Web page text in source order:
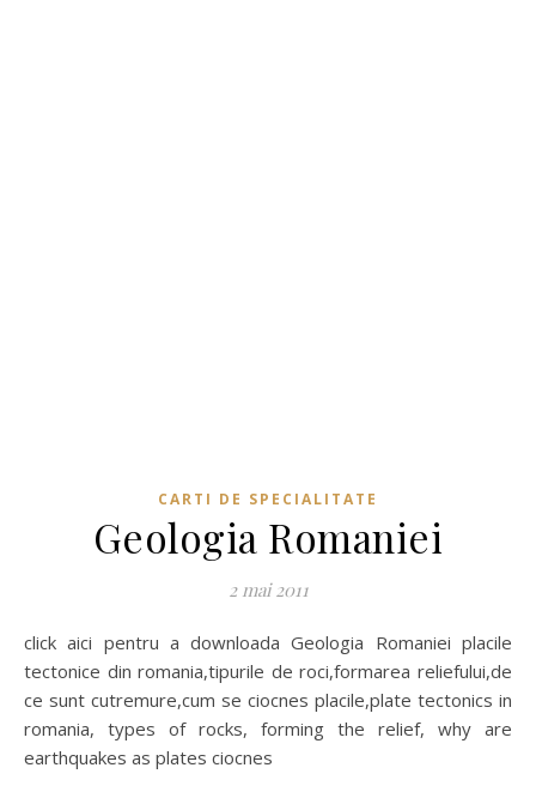
CARTI DE SPECIALITATE
Geologia Romaniei
2 mai 2011
click aici pentru a downloada Geologia Romaniei placile
tectonice din romania,tipurile de roci,formarea reliefului,de
ce sunt cutremure,cum se ciocnes placile,plate tectonics in
romania, types of rocks, forming the relief, why are
earthquakes as plates ciocnes